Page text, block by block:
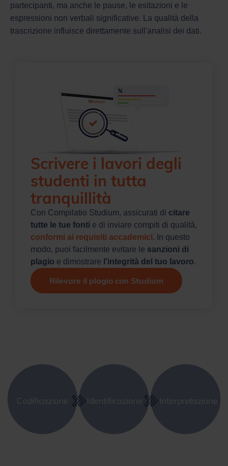
partecipanti, ma anche le pause, le esitazioni e le
espressioni non verbali significative. La qualità della
trascrizione influisce direttamente sull'analisi dei dati.
Scrivere i lavori degli
studenti in tutta
tranquillità
Con Compilatio Studium, assicurati di citare
tutte le tue fonti e di inviare compiti di qualità,
conformi ai requisiti accademici. In questo
modo, puoi facilmente evitare le sanzioni di
plagio e dimostrare l'integrità del tuo lavoro.
Rilevare il plagio con Studium